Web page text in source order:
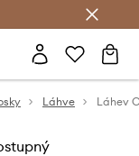
Láhve Láhev